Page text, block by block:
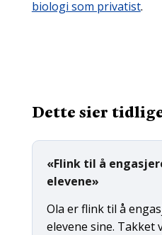
biologi som privatist.
Dette sier
«Flink til å
elevene»
Ola er flink til å
elevene sine. Takket